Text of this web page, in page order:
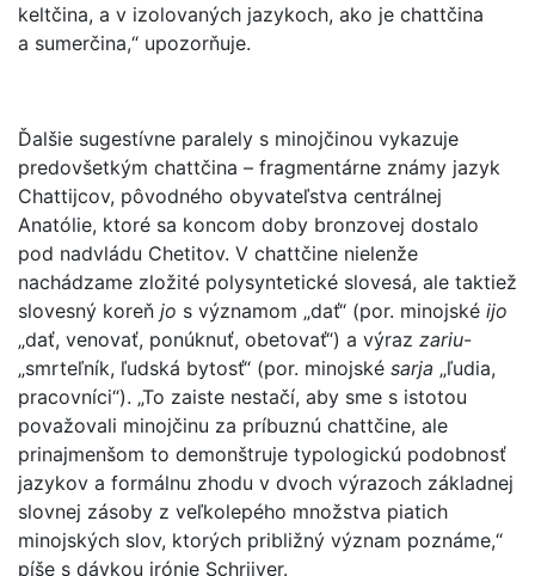
keltčina, a v izolovaných jazykoch, ako je chattčina
a sumerčina,“ upozorňuje.
Ďalšie sugestívne paralely s minojčinou vykazuje
predovšetkým chattčina – fragmentárne známy jazyk
Chattijcov, pôvodného obyvateľstva centrálnej
Anatólie, ktoré sa koncom doby bronzovej dostalo
pod nadvládu Chetitov. V chattčine nielenže
nachádzame zložité polysyntetické slovesá, ale taktiež
slovesný koreň jo s významom „dať“ (por. minojské ijo
„dať, venovať, ponúknuť, obetovať“) a výraz zariu-
„smrteľník, ľudská bytosť“ (por. minojské sarja „ľudia,
pracovníci“). „To zaiste nestačí, aby sme s istotou
považovali minojčinu za príbuznú chattčine, ale
prinajmenšom to demonštruje typologickú podobnosť
jazykov a formálnu zhodu v dvoch výrazoch základnej
slovnej zásoby z veľkolepého množstva piatich
minojských slov, ktorých približný význam poznáme,“
píše s dávkou irónie Schrijver.